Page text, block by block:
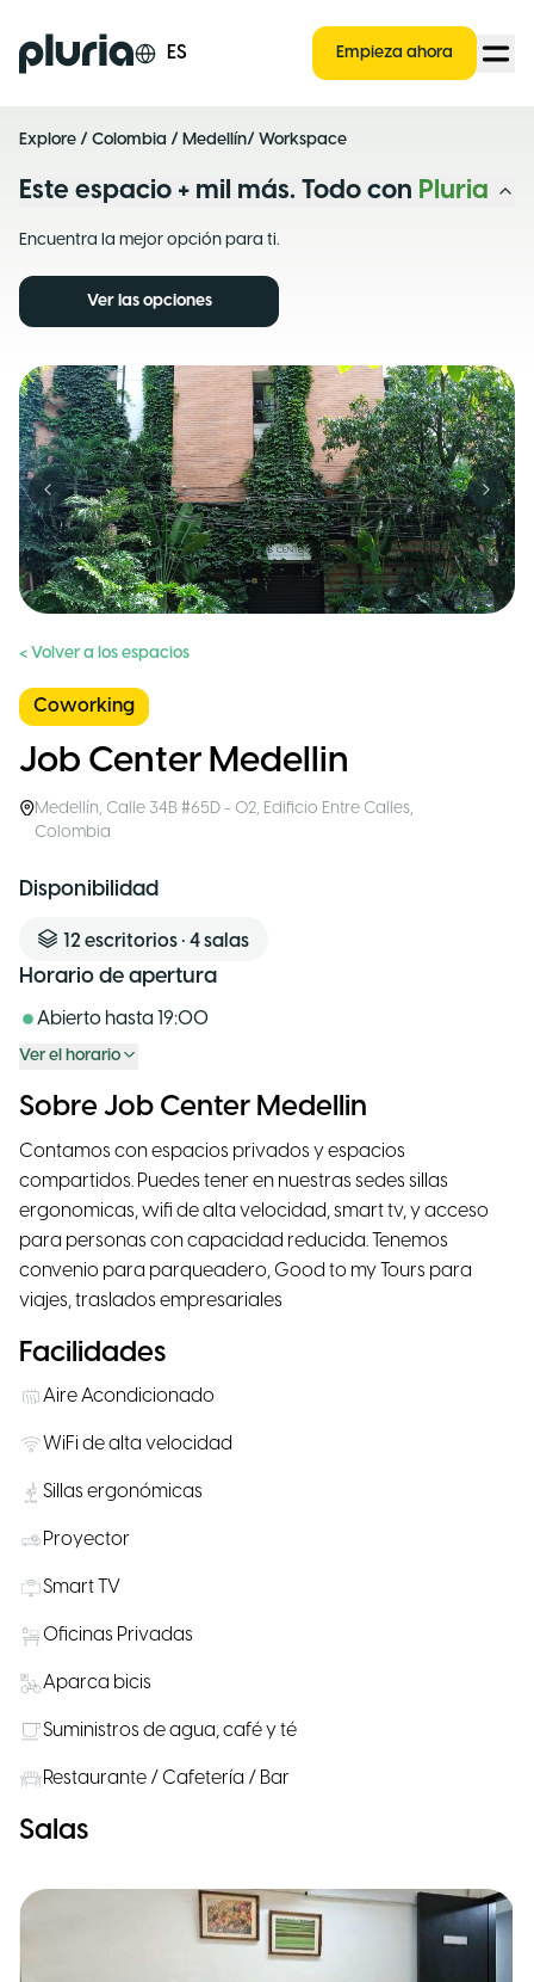
Logo Pluria ES Empieza ahora
Explore / Colombia / Medellín/ Workspace
Este espacio + mil más. Todo con Pluria
Encuentra la mejor opción para ti.
Ver las opciones
Previous slide Next
< Volver a los espacios
Coworking
Job Center Medellin
Medellín, Calle 34B #65D - 02, Edificio Entre Calles,
Colombia
Disponibilidad
12 escritorios • 4salas
Horario de apertura
Abierto hasta 19:00
Ver el horario
Sobre Job Center Medellin
Contamos con espacios privados y espacios
compartidos. Puedes tener en nuestras sedes sillas
ergonomicas, wifi de alta velocidad, smart tv, y acceso
para personas con capacidad reducida. Tenemos
convenio para parqueadero, Good to my Tours para
viajes, traslados empresariales
Facilidades
Aire Acondicionado
WiFi de alta velocidad
Sillas ergonómicas
Proyector
Smart TV
Oficinas Privadas
Aparca bicis
Suministros de agua, café y té
Restaurante / Cafetería / Bar
Salas